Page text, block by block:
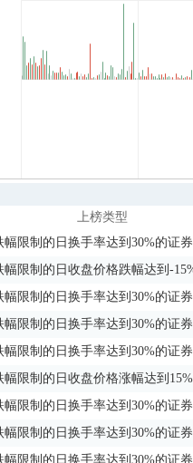
上榜类型
幅限制的日换手率达到30%的证券
幅限制的日收盘价格跌幅达到-
幅限制的日换手率达到30%的证券
幅限制的日换手率达到30%的证券
幅限制的日换手率达到30%的证券
幅限制的日收盘价格涨幅达到
幅限制的日换手率达到30%的证券
幅限制的日换手率达到30%的证券
幅限制的日换手率达到30%的证券